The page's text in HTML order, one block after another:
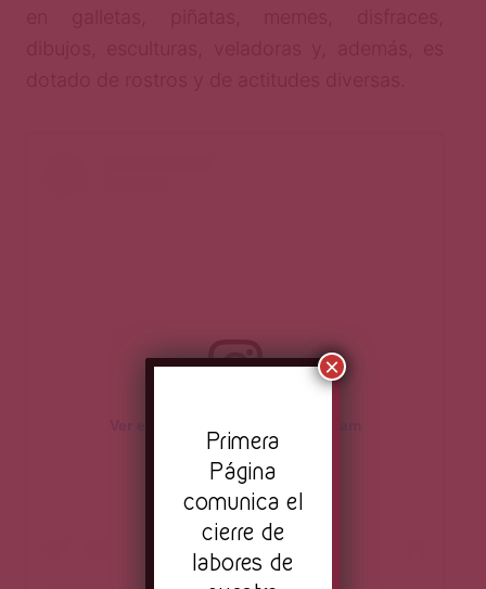
Primera
Página
comunica el
cierre de
labores de
×